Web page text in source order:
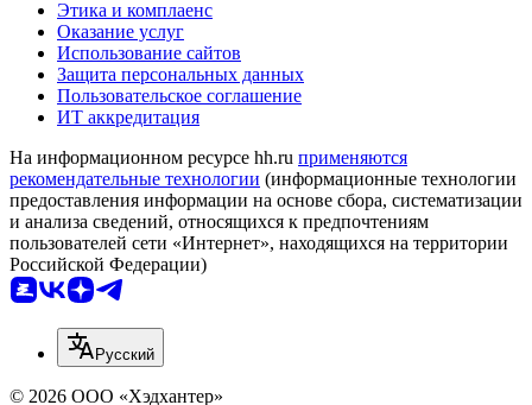
Этика и комплаенс
Оказание услуг
Использование сайтов
Защита персональных данных
Пользовательское соглашение
ИТ аккредитация
На информационном ресурсе hh.ru применяются
рекомендательные технологии (информационные технологии
предоставления информации на основе сбора, систематизации
и анализа сведений, относящихся к предпочтениям
пользователей сети «Интернет», находящихся на территории
Российской Федерации)
Русский
© 2026 ООО «Хэдхантер»